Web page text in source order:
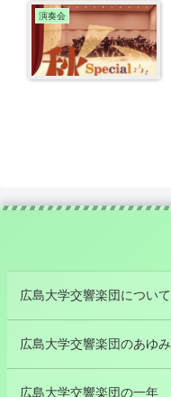
演奏会
広島大学交響楽団について
広島大学交響楽団のあゆみ
広島大学交響楽団の一年